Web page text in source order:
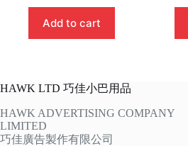
Add to cart
HAWK LTD 巧佳小巴用品
HAWK ADVERTISING COMPANY
LIMITED
巧佳廣告製作有限公司